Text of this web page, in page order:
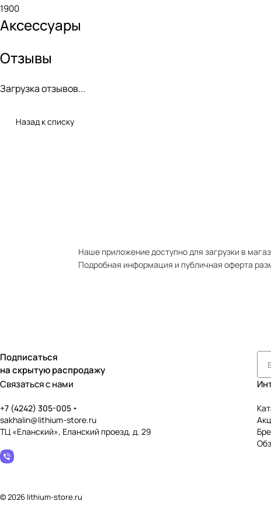
1900
Аксессуары
Отзывы
Загрузка отзывов...
Назад к списку
Наше приложение доступно для загрузки в
Подробная информация и публичная оферта
Подписаться
на скрытую распродажу
Связаться с нами
+7 (4242) 305-005
sakhalin@lithium-store.ru
ТЦ «Еланский», Еланский проезд, д. 29
© 2026 lithium-store.ru